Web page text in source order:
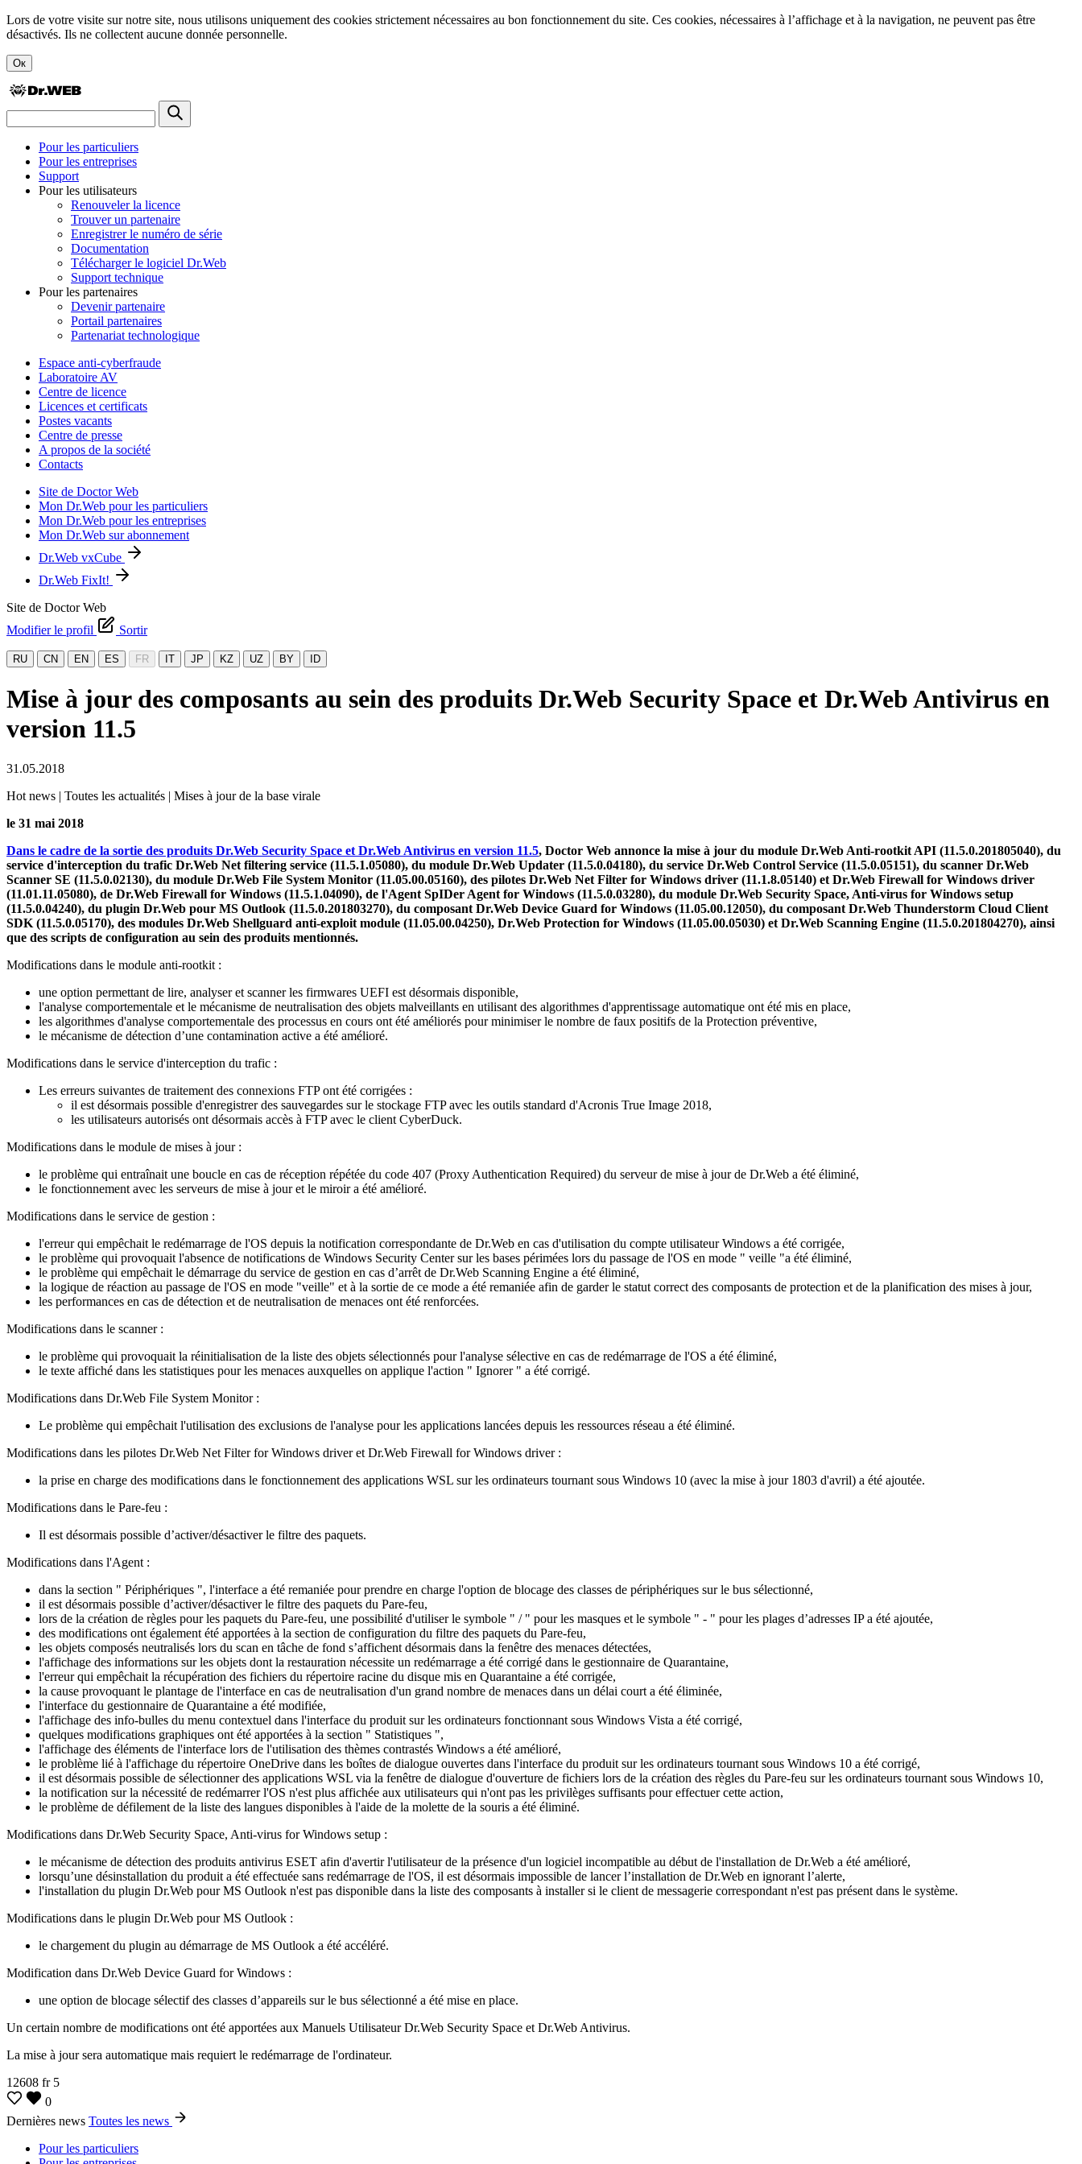
Lors de votre visite sur notre site, nous utilisons uniquement des cookies strictement nécessaires au bon fonctionnement du site. Ces cookies, nécessaires à l’affichage et à la navigation, ne peuvent pas être
désactivés. Ils ne collectent aucune donnée personnelle.
Ок
Pour les particuliers
Pour les entreprises
Support
Pour les utilisateurs
Renouveler la licence
Trouver un partenaire
Enregistrer le numéro de série
Documentation
Télécharger le logiciel Dr.Web
Support technique
Pour les partenaires
Devenir partenaire
Portail partenaires
Partenariat technologique
Espace anti-cyberfraude
Laboratoire AV
Centre de licence
Licences et certificats
Postes vacants
Centre de presse
A propos de la société
Contacts
Site de Doctor Web
Mon Dr.Web pour les particuliers
Mon Dr.Web pour les entreprises
Mon Dr.Web sur abonnement
Dr.Web vxCube
Dr.Web FixIt!
Site de Doctor Web
Modifier le profil
Sortir
RU CN EN ES FR IT JP KZ UZ BY ID
Mise à jour des composants au sein des produits Dr.Web Security Space et Dr.Web Antivirus en
version 11.5
31.05.2018
Hot news | Toutes les actualités | Mises à jour de la base virale
le 31 mai 2018
Dans le cadre de la sortie des produits Dr.Web Security Space et Dr.Web Antivirus en version 11.5, Doctor Web annonce la mise à jour du module Dr.Web Anti-rootkit API (11.5.0.201805040), du
service d'interception du trafic Dr.Web Net filtering service (11.5.1.05080), du module Dr.Web Updater (11.5.0.04180), du service Dr.Web Control Service (11.5.0.05151), du scanner Dr.Web
Scanner SE (11.5.0.02130), du module Dr.Web File System Monitor (11.05.00.05160), des pilotes Dr.Web Net Filter for Windows driver (11.1.8.05140) et Dr.Web Firewall for Windows driver
(11.01.11.05080), de Dr.Web Firewall for Windows (11.5.1.04090), de l'Agent SpIDer Agent for Windows (11.5.0.03280), du module Dr.Web Security Space, Anti-virus for Windows setup
(11.5.0.04240), du plugin Dr.Web pour MS Outlook (11.5.0.201803270), du composant Dr.Web Device Guard for Windows (11.05.00.12050), du composant Dr.Web Thunderstorm Cloud Client
SDK (11.5.0.05170), des modules Dr.Web Shellguard anti-exploit module (11.05.00.04250), Dr.Web Protection for Windows (11.05.00.05030) et Dr.Web Scanning Engine (11.5.0.201804270), ainsi
que des scripts de configuration au sein des produits mentionnés.
Modifications dans le module anti-rootkit :
une option permettant de lire, analyser et scanner les firmwares UEFI est désormais disponible,
l'analyse comportementale et le mécanisme de neutralisation des objets malveillants en utilisant des algorithmes d'apprentissage automatique ont été mis en place,
les algorithmes d'analyse comportementale des processus en cours ont été améliorés pour minimiser le nombre de faux positifs de la Protection préventive,
le mécanisme de détection d’une contamination active a été amélioré.
Modifications dans le service d'interception du trafic :
Les erreurs suivantes de traitement des connexions FTP ont été corrigées :
il est désormais possible d'enregistrer des sauvegardes sur le stockage FTP avec les outils standard d'Acronis True Image 2018,
les utilisateurs autorisés ont désormais accès à FTP avec le client CyberDuck.
Modifications dans le module de mises à jour :
le problème qui entraînait une boucle en cas de réception répétée du code 407 (Proxy Authentication Required) du serveur de mise à jour de Dr.Web a été éliminé,
le fonctionnement avec les serveurs de mise à jour et le miroir a été amélioré.
Modifications dans le service de gestion :
l'erreur qui empêchait le redémarrage de l'OS depuis la notification correspondante de Dr.Web en cas d'utilisation du compte utilisateur Windows a été corrigée,
le problème qui provoquait l'absence de notifications de Windows Security Center sur les bases périmées lors du passage de l'OS en mode " veille "a été éliminé,
le problème qui empêchait le démarrage du service de gestion en cas d’arrêt de Dr.Web Scanning Engine a été éliminé,
la logique de réaction au passage de l'OS en mode "veille" et à la sortie de ce mode a été remaniée afin de garder le statut correct des composants de protection et de la planification des mises à jour,
les performances en cas de détection et de neutralisation de menaces ont été renforcées.
Modifications dans le scanner :
le problème qui provoquait la réinitialisation de la liste des objets sélectionnés pour l'analyse sélective en cas de redémarrage de l'OS a été éliminé,
le texte affiché dans les statistiques pour les menaces auxquelles on applique l'action " Ignorer " a été corrigé.
Modifications dans Dr.Web File System Monitor :
Le problème qui empêchait l'utilisation des exclusions de l'analyse pour les applications lancées depuis les ressources réseau a été éliminé.
Modifications dans les pilotes Dr.Web Net Filter for Windows driver et Dr.Web Firewall for Windows driver :
la prise en charge des modifications dans le fonctionnement des applications WSL sur les ordinateurs tournant sous Windows 10 (avec la mise à jour 1803 d'avril) a été ajoutée.
Modifications dans le Pare-feu :
Il est désormais possible d’activer/désactiver le filtre des paquets.
Modifications dans l'Agent :
dans la section " Périphériques ", l'interface a été remaniée pour prendre en charge l'option de blocage des classes de périphériques sur le bus sélectionné,
il est désormais possible d’activer/désactiver le filtre des paquets du Pare-feu,
lors de la création de règles pour les paquets du Pare-feu, une possibilité d'utiliser le symbole " / " pour les masques et le symbole " - " pour les plages d’adresses IP a été ajoutée,
des modifications ont également été apportées à la section de configuration du filtre des paquets du Pare-feu,
les objets composés neutralisés lors du scan en tâche de fond s’affichent désormais dans la fenêtre des menaces détectées,
l'affichage des informations sur les objets dont la restauration nécessite un redémarrage a été corrigé dans le gestionnaire de Quarantaine,
l'erreur qui empêchait la récupération des fichiers du répertoire racine du disque mis en Quarantaine a été corrigée,
la cause provoquant le plantage de l'interface en cas de neutralisation d'un grand nombre de menaces dans un délai court a été éliminée,
l'interface du gestionnaire de Quarantaine a été modifiée,
l'affichage des info-bulles du menu contextuel dans l'interface du produit sur les ordinateurs fonctionnant sous Windows Vista a été corrigé,
quelques modifications graphiques ont été apportées à la section " Statistiques ",
l'affichage des éléments de l'interface lors de l'utilisation des thèmes contrastés Windows a été amélioré,
le problème lié à l'affichage du répertoire OneDrive dans les boîtes de dialogue ouvertes dans l'interface du produit sur les ordinateurs tournant sous Windows 10 a été corrigé,
il est désormais possible de sélectionner des applications WSL via la fenêtre de dialogue d'ouverture de fichiers lors de la création des règles du Pare-feu sur les ordinateurs tournant sous Windows 10,
la notification sur la nécessité de redémarrer l'OS n'est plus affichée aux utilisateurs qui n'ont pas les privilèges suffisants pour effectuer cette action,
le problème de défilement de la liste des langues disponibles à l'aide de la molette de la souris a été éliminé.
Modifications dans Dr.Web Security Space, Anti-virus for Windows setup :
le mécanisme de détection des produits antivirus ESET afin d'avertir l'utilisateur de la présence d'un logiciel incompatible au début de l'installation de Dr.Web a été amélioré,
lorsqu’une désinstallation du produit a été effectuée sans redémarrage de l'OS, il est désormais impossible de lancer l’installation de Dr.Web en ignorant l’alerte,
l'installation du plugin Dr.Web pour MS Outlook n'est pas disponible dans la liste des composants à installer si le client de messagerie correspondant n'est pas présent dans le système.
Modifications dans le plugin Dr.Web pour MS Outlook :
le chargement du plugin au démarrage de MS Outlook a été accéléré.
Modification dans Dr.Web Device Guard for Windows :
une option de blocage sélectif des classes d’appareils sur le bus sélectionné a été mise en place.
Un certain nombre de modifications ont été apportées aux Manuels Utilisateur Dr.Web Security Space et Dr.Web Antivirus.
La mise à jour sera automatique mais requiert le redémarrage de l'ordinateur.
12608 fr 5
0
Dernières news Toutes les news
Pour les particuliers